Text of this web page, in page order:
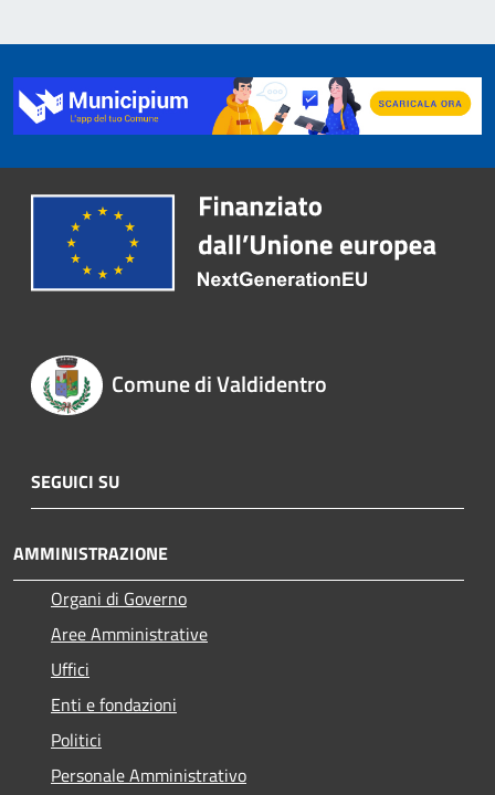
Comune di Valdidentro
SEGUICI SU
AMMINISTRAZIONE
Organi di Governo
Aree Amministrative
Uffici
Enti e fondazioni
Politici
Personale Amministrativo